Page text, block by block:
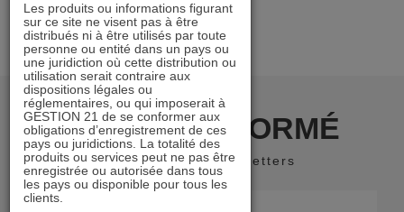
RESTER INFORMÉ
Recevoir nos newsletters
Les produits ou informations figurant
sur ce site ne visent pas à être
distribués ni à être utilisés par toute
personne ou entité dans un pays ou
une juridiction où cette distribution ou
utilisation serait contraire aux
dispositions légales ou
réglementaires, ou qui imposerait à
GESTION 21 de se conformer aux
obligations d’enregistrement de ces
pays ou juridictions. La totalité des
produits ou services peut ne pas être
enregistrée ou autorisée dans tous
les pays ou disponible pour tous les
clients.